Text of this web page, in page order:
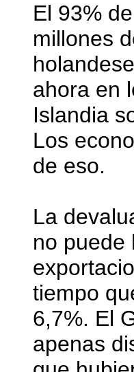
El 93%
millones
ahora en
Islandia
Los
de eso.
La
no puede
tiempo
6,7%. El
apenas